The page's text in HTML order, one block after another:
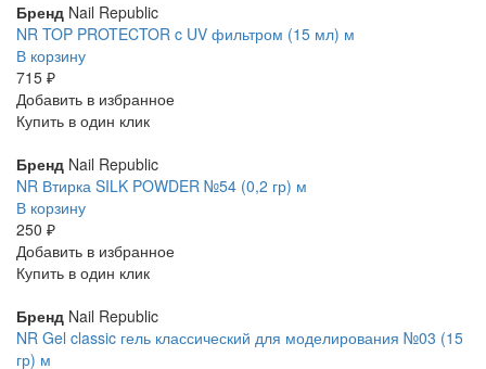
Бренд Nail Republic
NR TOP PROTECTOR c UV фильтром (15 мл) м
В корзину
715 ₽
Добавить в избранное
Купить в один клик
Бренд Nail Republic
NR Втирка SILK POWDER №54 (0,2 гр) м
В корзину
250 ₽
Добавить в избранное
Купить в один клик
Бренд Nail Republic
NR Gel classic гель классический для моделирования №03 (15
гр) м